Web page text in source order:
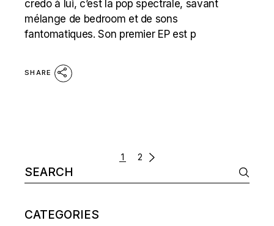
credo à lui, c’est la pop spectrale, savant
mélange de bedroom et de sons
fantomatiques. Son premier EP est p
SHARE
NAVIGATION
1 2
Search
for:
CATEGORIES